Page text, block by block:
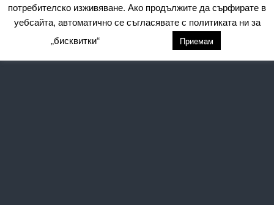
потребителско изживяване. Ако продължите да сърфирате в
уебсайта, автоматично се съгласявате с политиката ни за
„бисквитки“
Приемам